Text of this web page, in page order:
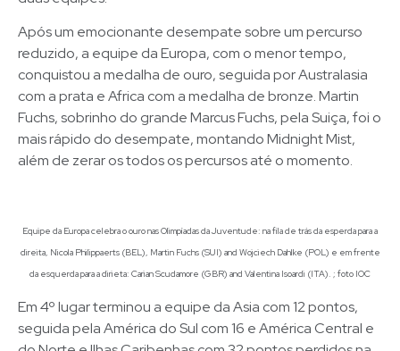
Após um emocionante desempate sobre um percurso
reduzido, a equipe da Europa, com o menor tempo,
conquistou a medalha de ouro, seguida por Australasia
com a prata e Africa com a medalha de bronze. Martin
Fuchs, sobrinho do grande Marcus Fuchs, pela Suiça, foi o
mais rápido do desempate, montando Midnight Mist,
além de zerar os todos os percursos até o momento.
Equipe da Europa celebra o ouro nas Olimpíadas da Juventude: na fila de trás da esperda para a
direita, Nicola Philippaerts (BEL), Martin Fuchs (SUI) and Wojciech Dahlke (POL) e em frente
da esquerda para a dirieta: Carian Scudamore (GBR) and Valentina Isoardi (ITA). ; foto IOC
Em 4º lugar terminou a equipe da Asia com 12 pontos,
seguida pela América do Sul com 16 e América Central e